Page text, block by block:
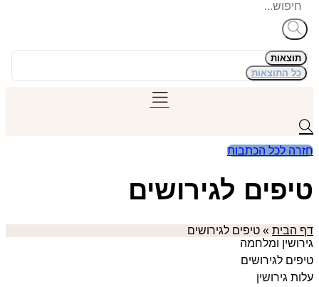
...
תוצאות
כל התוצאות
חזרה לכל הכתבות
טיפים לגירושים
דף הבית » טיפים לגירושים
גירושין ומלחמה
טיפים לגירושים
עלות גירושין